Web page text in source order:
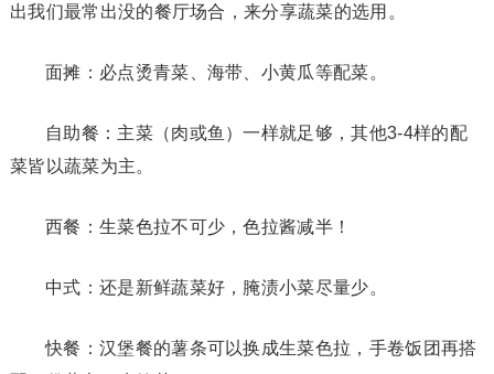
出我们最常出没的餐厅场合，来分享蔬菜的选用。
面摊：必点烫青菜、海带、小黄瓜等配菜。
自助餐：主菜（肉或鱼）一样就足够，其他3-4样的配
菜皆以蔬菜为主。
西餐：生菜色拉不可少，色拉酱减半！
中式：还是新鲜蔬菜好，腌渍小菜尽量少。
快餐：汉堡餐的薯条可以换成生菜色拉，手卷饭团再搭